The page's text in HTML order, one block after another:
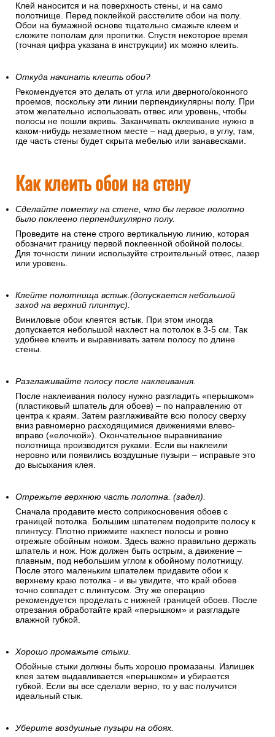
Клей наносится и на поверхность стены, и на само
полотнище. Перед поклейкой расстелите обои на полу.
Обои на бумажной основе тщательно смажьте клеем и
сложите пополам для пропитки. Спустя некоторое время
(точная цифра указана в инструкции) их можно клеить.
Откуда начинать клеить обои?
Рекомендуется это делать от угла или дверного/оконного
проемов, поскольку эти линии перпендикулярны полу. При
этом желательно использовать отвес или уровень, чтобы
полосы не пошли вкривь. Заканчивать оклеивание нужно в
каком-нибудь незаметном месте – над дверью, в углу, там,
где часть стены будет скрыта мебелью или занавесками.
Как клеить обои на стену
Сделайте пометку на стене, что бы первое полотно
было поклеено перпендикулярно полу.
Проведите на стене строго вертикальную линию, которая
обозначит границу первой поклеенной обойной полосы.
Для точности линии используйте строительный отвес, лазер
или уровень.
Клейте полотнища встык.(допускается небольшой
заход на верхний плинтус).
Виниловые обои клеятся встык. При этом иногда
допускается небольшой нахлест на потолок в 3-5 см. Так
удобнее клеить и выравнивать затем полосу по длине
стены.
Разглаживайте полосу после наклеивания.
После наклеивания полосу нужно разгладить «перышком»
(пластиковый шпатель для обоев) – по направлению от
центра к краям. Затем разглаживайте всю полосу сверху
вниз равномерно расходящимися движениями влево-
вправо («елочкой»). Окончательное выравнивание
полотнища производится руками. Если вы наклеили
неровно или появились воздушные пузыри – исправьте это
до высыхания клея.
Отрежьте верхнюю часть полотна. (задел).
Сначала продавите место соприкосновения обоев с
границей потолка. Большим шпателем подоприте полосу к
плинтусу. Плотно прижмите нахлест полосы и ровно
отрежьте обойным ножом. Здесь важно правильно держать
шпатель и нож. Нож должен быть острым, а движение –
плавным, под небольшим углом к обойному полотнищу.
После этого маленьким шпателем придавите обои к
верхнему краю потолка - и вы увидите, что край обоев
точно совпадет с плинтусом. Эту же операцию
рекомендуется проделать с нижней границей обоев. После
отрезания обработайте край «перышком» и разгладьте
влажной губкой.
Хорошо промажьте стыки.
Обойные стыки должны быть хорошо промазаны. Излишек
клея затем выдавливается «перышком» и убирается
губкой. Если вы все сделали верно, то у вас получится
идеальный стык.
Уберите воздушные пузыри на обоях.